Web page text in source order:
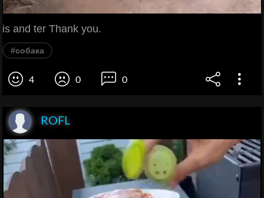
is and ter Thank you.
#собака
4 0 0
ROFL